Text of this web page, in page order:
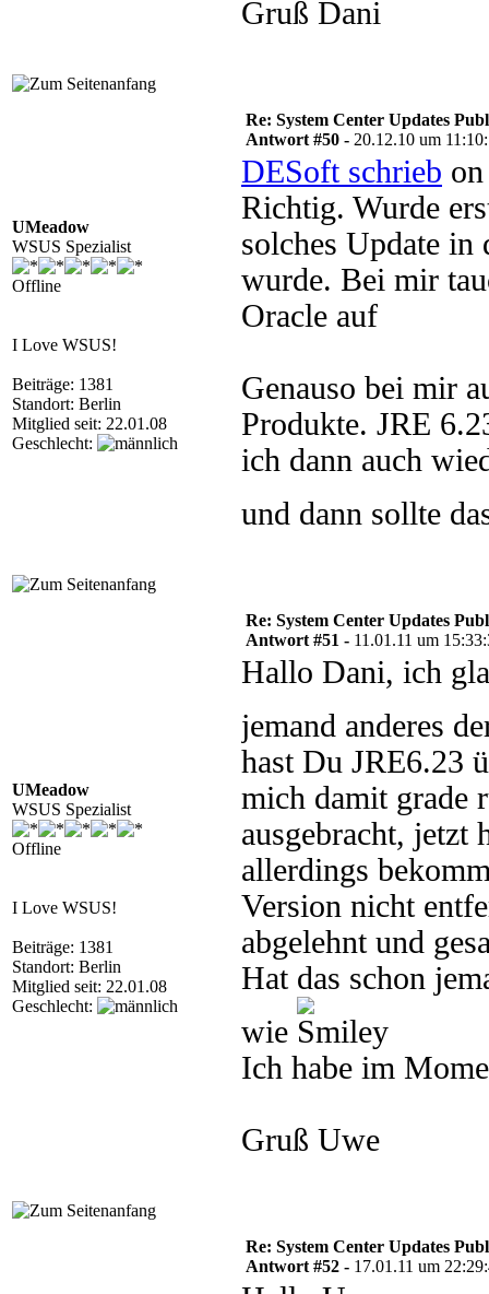
Gruß Dani
UMeadow
WSUS Spezialist
Offline
I Love WSUS!
Beiträge: 1381
Standort: Berlin
Mitglied seit: 22.01.08
Geschlecht:
Re: System Center Updates
Antwort #50 - 20.12.10 um
DESoft schrieb
Richtig. Wurde
solches Update
wurde. Bei mir
Oracle auf
Genauso bei mir
Produkte. JRE
ich dann auch
und dann sollte
UMeadow
WSUS Spezialist
Offline
I Love WSUS!
Beiträge: 1381
Standort: Berlin
Mitglied seit: 22.01.08
Geschlecht:
Re: System Center Updates
Antwort #51 - 11.01.11 um
Hallo Dani, ich
jemand anderes
hast Du JRE6.23
mich damit grade
ausgebracht, jetzt
allerdings
Version nicht
abgelehnt und
Hat das schon
wie
Ich habe im
Gruß Uwe
Re: System Center Updates
Antwort #52 - 17.01.11 um